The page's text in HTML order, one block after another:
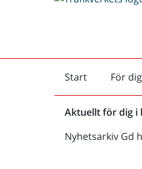
Start
Startsida För
Aktuellt för dig i
Nyhetsarkiv Gd